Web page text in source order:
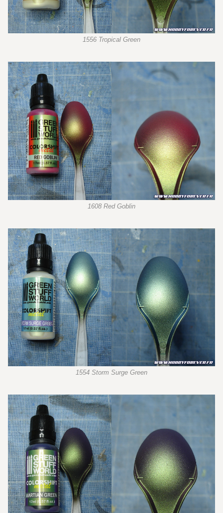
1556 Tropical Green
1608 Red Goblin
1554 Storm Surge Green